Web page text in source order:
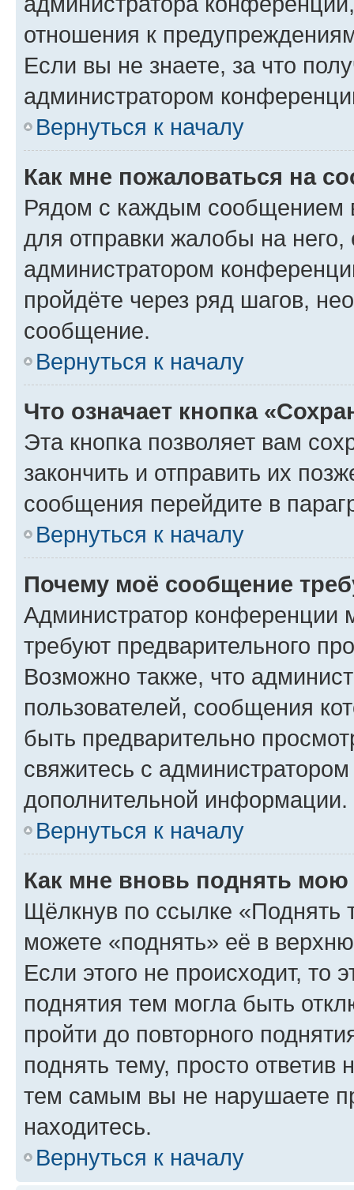
отношения к
Если вы не знаете, за что
администратором
Вернуться к началу
Как мне пожаловаться на
Рядом с каждым сообщением
для отправки жалобы на
администратором
пройдёте через ряд шагов,
сообщение.
Вернуться к началу
Что означает кнопка
Эта кнопка позволяет вам
закончить и отправить их
сообщения перейдите в
Вернуться к началу
Почему моё сообщение
Администратор конференции
требуют предварительного
Возможно также, что
пользователей, сообщения
быть предварительно
свяжитесь с
дополнительной информации.
Вернуться к началу
Как мне вновь поднять мою
Щёлкнув по ссылке «Поднять
можете «поднять» её в
Если этого не происходит, то
поднятия тем могла быть
пройти до повторного
поднять тему, просто ответив
тем самым вы не нарушаете
находитесь.
Вернуться к началу